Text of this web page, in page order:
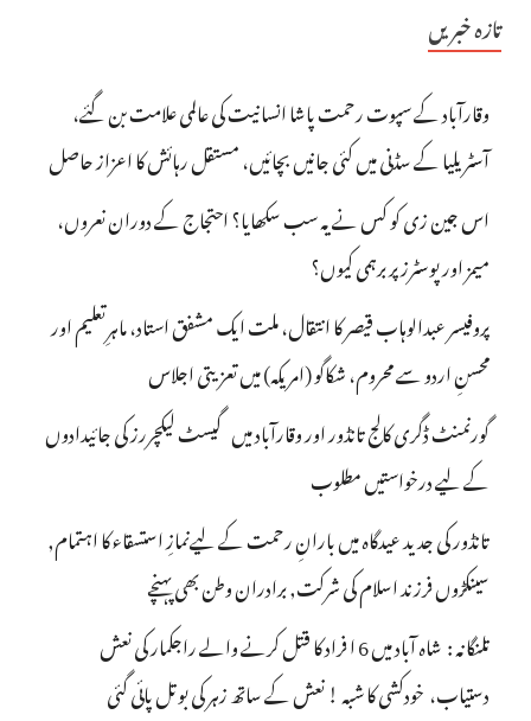
تازہ خبریں
وقارآباد کے سپوت رحمت پاشا انسانیت کی عالمی علامت بن گئے،
آسٹریلیا کے سڈنی میں کئی جانیں بچائیں، مستقل رہائش کا اعزاز حاصل
اس جین زی کو کس نے یہ سب سکھایا؟ احتجاج کے دوران نعروں،
میمز اور پوسٹرز پر برہمی کیوں؟
پروفیسر عبدالوہاب قیصر کا انتقال، ملت ایک مشفق استاد، ماہرِتعلیم اور
محسنِ اردو سے محروم، شکاگو (امریکہ) میں تعزیتی اجلاس
گورنمنٹ ڈگری کالج تانڈور اور وقارآباد میں گیسٹ لیکچررز کی جائیدادوں
کے لیے درخواستیں مطلوب
تانڈور کی جدید عیدگاہ میں بارانِ رحمت کے لیےنمازِ استسقاء کا اہتمام,
سینکڑوں فرزند اسلام کی شرکت, برادران وطن بھی پہنچے
تلنگانہ : شاہ آباد میں 6 ا فراد کا قتل کرنے والے راجکمار کی نعش
دستیاب، خودکشی کا شبہ ! نعش کے ساتھ زہر کی بوتل پائی گئی